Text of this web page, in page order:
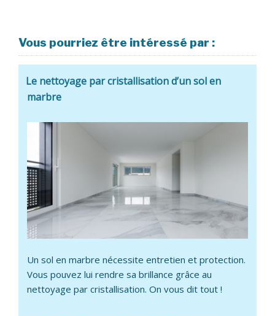
Vous pourriez être intéressé par :
Le nettoyage par cristallisation d’un sol en
marbre
Un sol en marbre nécessite entretien et protection.
Vous pouvez lui rendre sa brillance grâce au
nettoyage par cristallisation. On vous dit tout !